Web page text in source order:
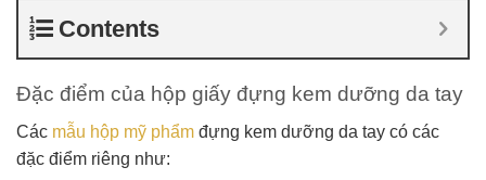
Contents
Đặc điểm của hộp giấy đựng kem dưỡng da tay
Các mẫu hộp mỹ phẩm đựng kem dưỡng da tay có các
đặc điểm riêng như: